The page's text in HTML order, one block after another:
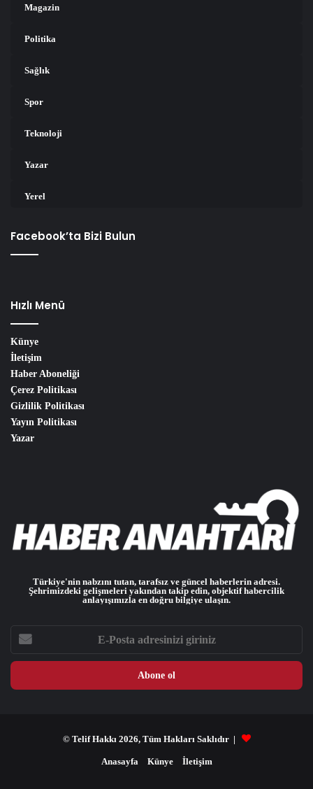
Magazin
Politika
Sağlık
Spor
Teknoloji
Yazar
Yerel
Facebook’ta Bizi Bulun
Hızlı Menü
Künye
İletişim
Haber Aboneliği
Çerez Politikası
Gizlilik Politikası
Yayın Politikası
Yazar
Türkiye'nin nabzını tutan, tarafsız ve güncel haberlerin adresi.
Şehrimizdeki gelişmeleri yakından takip edin, objektif habercilik
anlayışımızla en doğru bilgiye ulaşın.
Posta
© Telif Hakkı 2026, Tüm Hakları Saklıdır |
Anasayfa Künye İletişim